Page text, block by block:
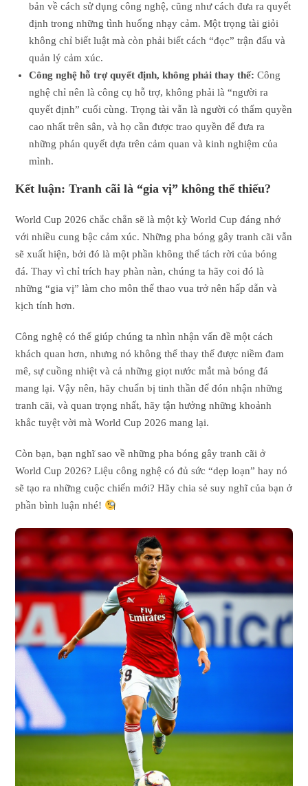
bản về cách sử dụng công nghệ, cũng như cách đưa ra quyết
định trong những tình huống nhạy cảm. Một trọng tài giỏi
không chỉ biết luật mà còn phải biết cách “đọc” trận đấu và
quản lý cảm xúc.
Công nghệ hỗ trợ quyết định, không phải thay thế: Công
nghệ chỉ nên là công cụ hỗ trợ, không phải là “người ra
quyết định” cuối cùng. Trọng tài vẫn là người có thẩm quyền
cao nhất trên sân, và họ cần được trao quyền để đưa ra
những phán quyết dựa trên cảm quan và kinh nghiệm của
mình.
Kết luận: Tranh cãi là “gia vị” không thể thiếu?
World Cup 2026 chắc chắn sẽ là một kỳ World Cup đáng nhớ
với nhiều cung bậc cảm xúc. Những pha bóng gây tranh cãi vẫn
sẽ xuất hiện, bởi đó là một phần không thể tách rời của bóng
đá. Thay vì chỉ trích hay phàn nàn, chúng ta hãy coi đó là
những “gia vị” làm cho môn thể thao vua trở nên hấp dẫn và
kịch tính hơn.
Công nghệ có thể giúp chúng ta nhìn nhận vấn đề một cách
khách quan hơn, nhưng nó không thể thay thế được niềm đam
mê, sự cuồng nhiệt và cả những giọt nước mắt mà bóng đá
mang lại. Vậy nên, hãy chuẩn bị tinh thần để đón nhận những
tranh cãi, và quan trọng nhất, hãy tận hưởng những khoảnh
khắc tuyệt vời mà World Cup 2026 mang lại.
Còn bạn, bạn nghĩ sao về những pha bóng gây tranh cãi ở
World Cup 2026? Liệu công nghệ có đủ sức “dẹp loạn” hay nó
sẽ tạo ra những cuộc chiến mới? Hãy chia sẻ suy nghĩ của bạn ở
phần bình luận nhé!